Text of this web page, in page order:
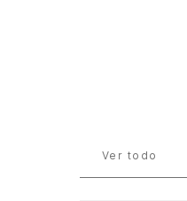
Ver todo